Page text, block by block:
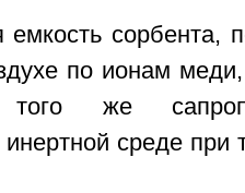
сорбента,
по ионам
же
среде при